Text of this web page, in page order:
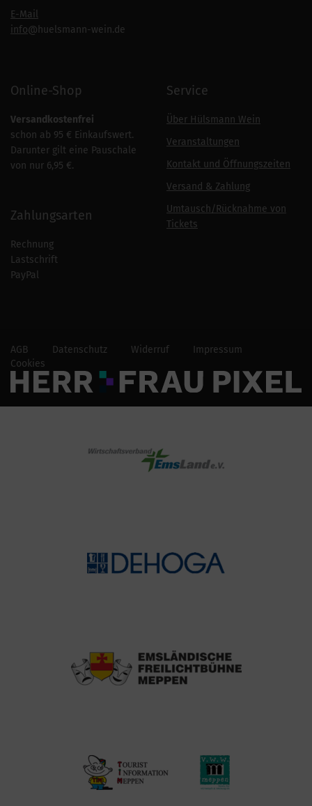
E-Mail
info@huelsmann-wein.de
Online-Shop
Versandkostenfrei
schon ab 95 € Einkaufswert.
Darunter gilt eine Pauschale
von nur 6,95 €.
Zahlungsarten
Rechnung
Lastschrift
PayPal
Service
Über Hülsmann Wein
Veranstaltungen
Kontakt und Öffnungszeiten
Versand & Zahlung
Umtausch/Rücknahme von
Tickets
AGB Datenschutz Widerruf
Impressum
Cookies